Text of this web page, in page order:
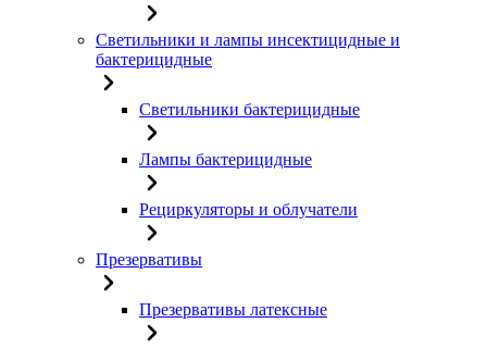
Светильники и лампы инсектицидные и
бактерицидные
Светильники бактерицидные
Лампы бактерицидные
Рециркуляторы и облучатели
Презервативы
Презервативы латексные